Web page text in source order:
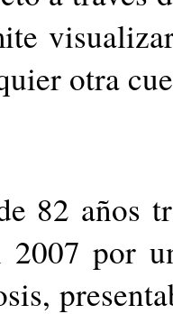
otra
82 años
2007 por